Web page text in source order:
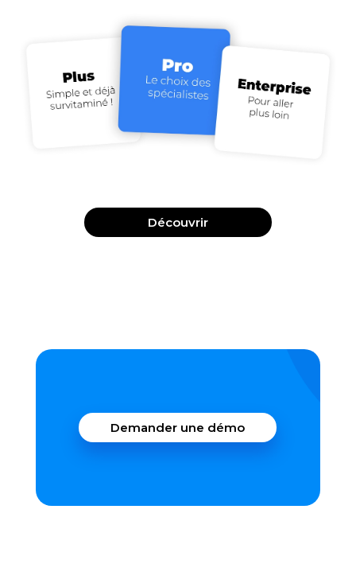
Découvrir
Demander une démo